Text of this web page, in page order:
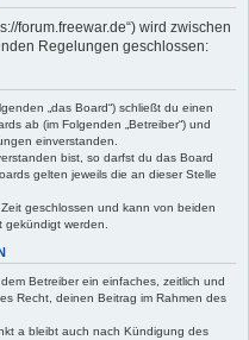
forum.freewar.de“) wird zwischen
Regelungen geschlossen:
„das Board“) schließt du einen
ab (im Folgenden „Betreiber“) und
einverstanden.
bist, so darfst du das Board
gelten jeweils die an dieser Stelle
geschlossen und kann von beiden
werden.
Betreiber ein einfaches, zeitlich und
Recht, deinen Beitrag im Rahmen des
a bleibt auch nach Kündigung des